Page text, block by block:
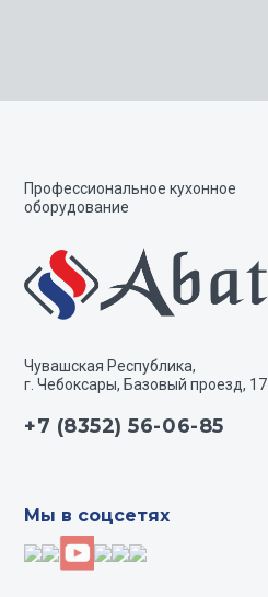
Профессиональное кухонное
оборудование
Чувашская Республика,
г. Чебоксары, Базовый проезд, 17
+7 (8352) 56-06-85
Мы в соцсетях